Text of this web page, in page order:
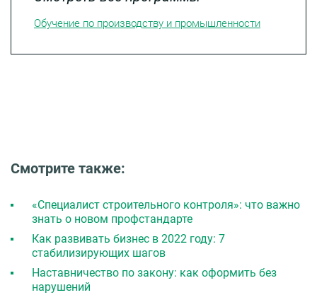
Обучение по производству и промышленности
Смотрите также:
«Специалист строительного контроля»: что важно
знать о новом профстандарте
Как развивать бизнес в 2022 году: 7
стабилизирующих шагов
Наставничество по закону: как оформить без
нарушений